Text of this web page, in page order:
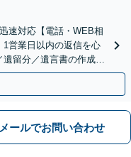
速対応【電話・WEB相
営業日以内の返信を心
留分／遺言書の作成・
日相談あり】
メールでお問い合わせ